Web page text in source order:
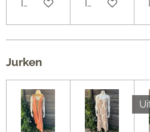
In winkelwagenIn
Jurken